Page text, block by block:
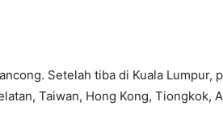
Setelah tiba di Kuala
Taiwan, Hong Kong, Tiongkok,